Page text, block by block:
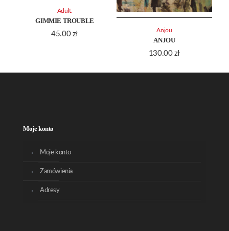
GIMMIE TROUBLE
45.00 zł
Adult.
ANJOU
130.00 zł
Anjou
Moje konto
Moje konto
Zamówienia
Adresy